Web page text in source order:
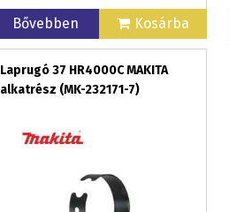
Bővebben Kosárba
Laprugó 37 HR4000C MAKITA
alkatrész (MK-232171-7)